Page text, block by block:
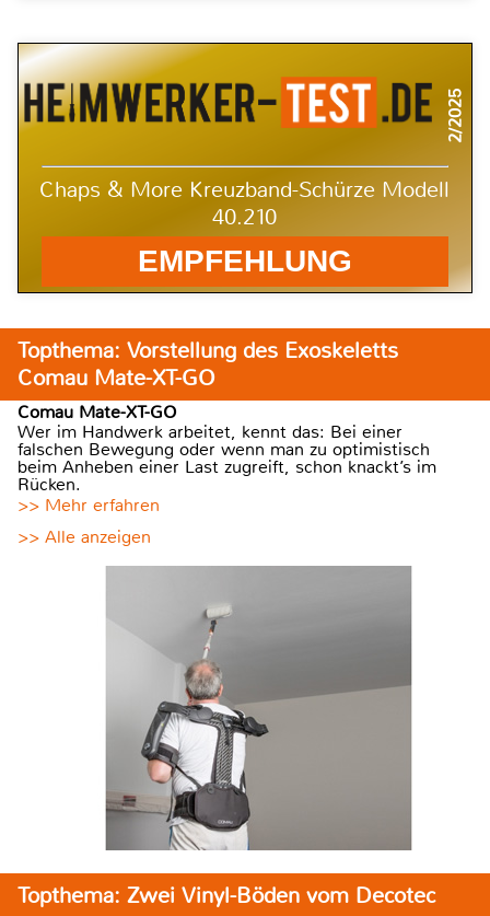
2/2025
Chaps & More Kreuzband-Schürze Modell
40.210
EMPFEHLUNG
Topthema: Vorstellung des Exoskeletts
Comau Mate-XT-GO
Comau Mate-XT-GO
Wer im Handwerk arbeitet, kennt das: Bei einer
falschen Bewegung oder wenn man zu optimistisch
beim Anheben einer Last zugreift, schon knackt’s im
Rücken.
>> Mehr erfahren
>> Alle anzeigen
Topthema: Zwei Vinyl-Böden vom Decotec